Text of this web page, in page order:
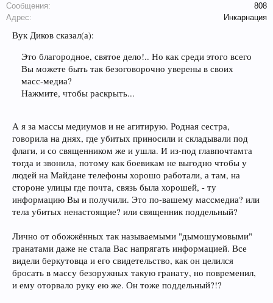
Сообщения:
808
Адрес:
Инкарнация
Вук Диков сказал(а):
Это благородное, святое дело!.. Но как среди этого всего
Вы можете быть так безоговорочно уверены в своих
масс-медиа?
Нажмите, чтобы раскрыть...
А я за массы медиумов и не агитирую. Родная сестра,
говорила на днях, где убитых приносили и складывали под
флаги, и со священником же и ушла. И из-под главпочтамта
тогда и звонила, потому как боевикам не выгодно чтобы у
людей на Майдане телефоны хорошо работали, а там, на
стороне улицы где почта, связь была хорошей, - ту
информацию Вы и получили. Это по-вашему массмедиа? или
тела убитых ненастоящие? или священник поддельный?
Лично от обожжённых так называемыми "дымошумовыми"
гранатами даже не стала Вас напрягать информацией. Все
видели беркутовца и его свидетельство, как он целился
бросать в массу безоружных такую гранату, но повременил,
и ему оторвало руку ею же. Он тоже поддельный?!?